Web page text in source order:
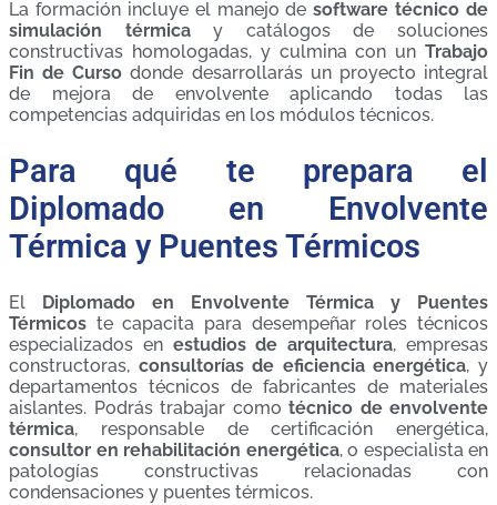
La formación incluye el manejo desoftware técnico de
simulación térmicay catálogos de soluciones
constructivas homologadas, y culmina con un Trabajo
Fin de Curso donde desarrollarás un proyecto integral
de mejora de envolvente aplicando todas las
competencias adquiridas en los módulos técnicos.
Para qué te prepara el
Diplomado en Envolvente
Térmica y Puentes Térmicos
El Diplomado en Envolvente Térmica y Puentes
Térmicos te capacita para desempeñar roles técnicos
especializados en estudios de arquitectura, empresas
constructoras, consultorías de eficiencia energética, y
departamentos técnicos de fabricantes de materiales
aislantes. Podrás trabajar como técnico de envolvente
térmica, responsable de certificación energética,
consultor en rehabilitación energética, o especialista en
patologías constructivas relacionadas con
condensaciones y puentes térmicos.